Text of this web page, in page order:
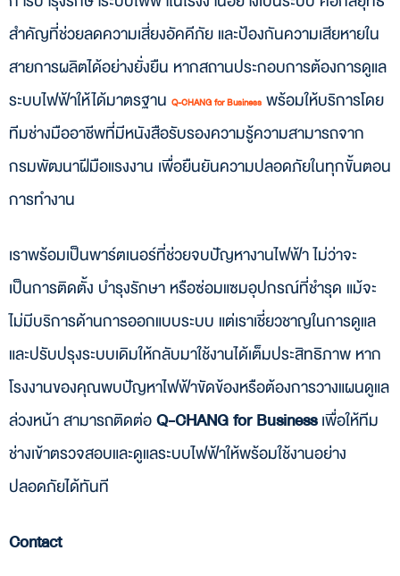
สำคัญที่ช่วยลดความเสี่ยงอัคคีภัย และป้องกันความเสียหายใน
สายการผลิตได้อย่างยั่งยืน หากสถานประกอบการต้องการดูแล
ระบบไฟฟ้าให้ได้มาตรฐาน Q-CHANG for Business พร้อมให้บริการโดย
ทีมช่างมืออาชีพที่มีหนังสือรับรองความรู้ความสามารถจาก
กรมพัฒนาฝีมือแรงงาน เพื่อยืนยันความปลอดภัยในทุกขั้นตอน
การทำงาน
เราพร้อมเป็นพาร์ตเนอร์ที่ช่วยจบปัญหางานไฟฟ้า ไม่ว่าจะ
เป็นการติดตั้ง บำรุงรักษา หรือซ่อมแซมอุปกรณ์ที่ชำรุด แม้จะ
ไม่มีบริการด้านการออกแบบระบบ แต่เราเชี่ยวชาญในการดูแล
และปรับปรุงระบบเดิมให้กลับมาใช้งานได้เต็มประสิทธิภาพ หาก
โรงงานของคุณพบปัญหาไฟฟ้าขัดข้องหรือต้องการวางแผนดูแล
ล่วงหน้า สามารถติดต่อQ-CHANG for Businessเพื่อให้ทีม
ช่างเข้าตรวจสอบและดูแลระบบไฟฟ้าให้พร้อมใช้งานอย่าง
ปลอดภัยได้ทันที
Contact